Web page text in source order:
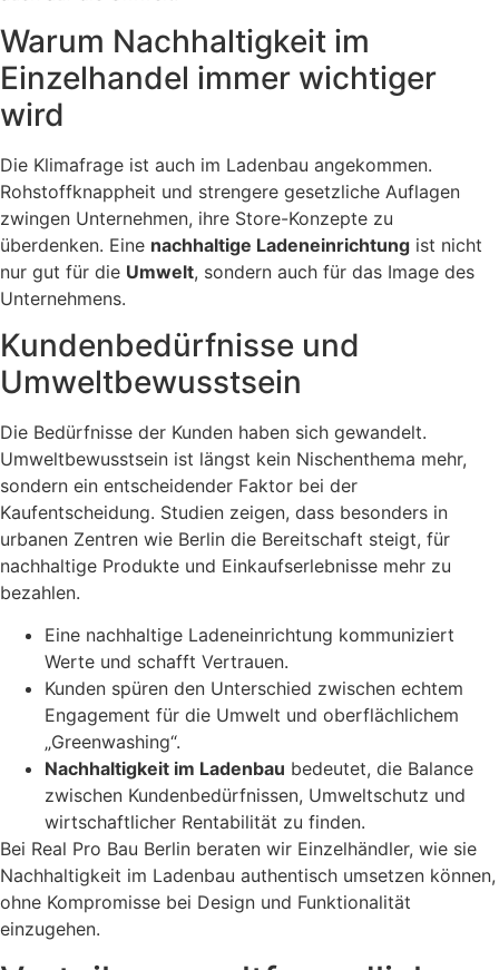
Warum Nachhaltigkeit im
Einzelhandel immer wichtiger
wird
Die Klimafrage ist auch im Ladenbau angekommen.
Rohstoffknappheit und strengere gesetzliche Auflagen
zwingen Unternehmen, ihre Store-Konzepte zu
überdenken. Eine nachhaltige Ladeneinrichtung ist nicht
nur gut für die Umwelt, sondern auch für das Image des
Unternehmens.
Kundenbedürfnisse und
Umweltbewusstsein
Die Bedürfnisse der Kunden haben sich gewandelt.
Umweltbewusstsein ist längst kein Nischenthema mehr,
sondern ein entscheidender Faktor bei der
Kaufentscheidung. Studien zeigen, dass besonders in
urbanen Zentren wie Berlin die Bereitschaft steigt, für
nachhaltige Produkte und Einkaufserlebnisse mehr zu
bezahlen.
Eine nachhaltige Ladeneinrichtung kommuniziert
Werte und schafft Vertrauen.
Kunden spüren den Unterschied zwischen echtem
Engagement für die Umwelt und oberflächlichem
„Greenwashing“.
Nachhaltigkeit im Ladenbau bedeutet, die Balance
zwischen Kundenbedürfnissen, Umweltschutz und
wirtschaftlicher Rentabilität zu finden.
Bei Real Pro Bau Berlin beraten wir Einzelhändler, wie sie
Nachhaltigkeit im Ladenbau authentisch umsetzen können,
ohne Kompromisse bei Design und Funktionalität
einzugehen.